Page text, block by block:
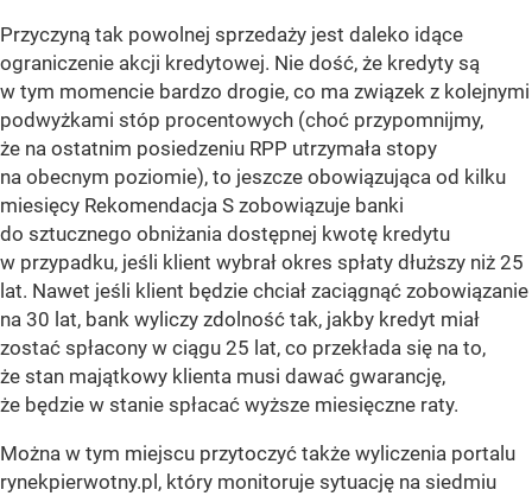
Przyczyną tak powolnej sprzedaży jest daleko idące
ograniczenie akcji kredytowej. Nie dość, że kredyty są
w tym momencie bardzo drogie, co ma związek z kolejnymi
podwyżkami stóp procentowych (choć przypomnijmy,
że na ostatnim posiedzeniu RPP utrzymała stopy
na obecnym poziomie), to jeszcze obowiązująca od kilku
miesięcy Rekomendacja S zobowiązuje banki
do sztucznego obniżania dostępnej kwotę kredytu
w przypadku, jeśli klient wybrał okres spłaty dłuższy niż 25
lat. Nawet jeśli klient będzie chciał zaciągnąć zobowiązanie
na 30 lat, bank wyliczy zdolność tak, jakby kredyt miał
zostać spłacony w ciągu 25 lat, co przekłada się na to,
że stan majątkowy klienta musi dawać gwarancję,
że będzie w stanie spłacać wyższe miesięczne raty.
Można w tym miejscu przytoczyć także wyliczenia portalu
rynekpierwotny.pl, który monitoruje sytuację na siedmiu